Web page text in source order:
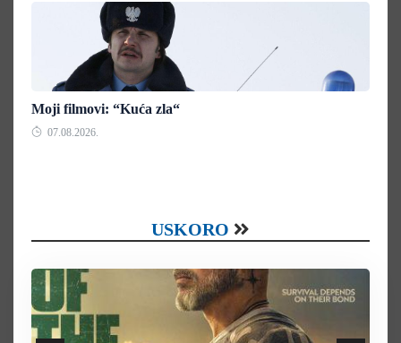
Moji filmovi: “Kuća zla“
07.08.2026.
USKORO